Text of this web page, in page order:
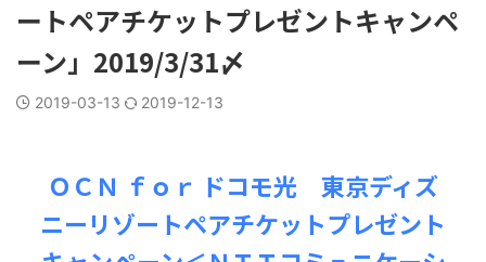
ートペアチケットプレゼントキャンペ
ーン」2019/3/31〆
2019-03-13 2019-12-13
ＯＣＮ ｆｏｒ ドコモ光 東京ディズ
ニーリゾートペアチケットプレゼント